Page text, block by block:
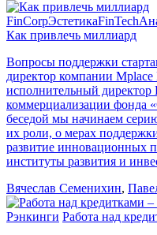
FinCorpЭстетикаFinTech
Как привлечь миллиард
Вопросы поддержки
директор компании
исполнительный директор
коммерциализации фонда
беседой мы начинаем
их роли, о мерах
развитие инновационных
институты развития и
Вячеслав Семенихин,
Рэнкинги Работа над